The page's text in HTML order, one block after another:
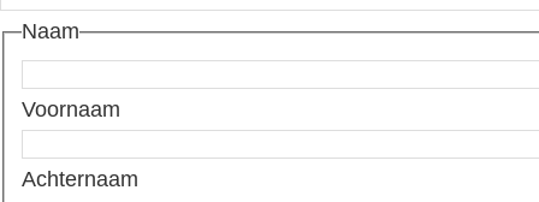
Naam
Voornaam
Achternaam